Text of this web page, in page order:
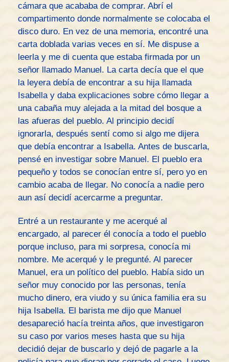
cámara que acababa de comprar. Abrí el
compartimento donde normalmente se colocaba el
disco duro. En vez de una memoria, encontré una
carta doblada varias veces en sí. Me dispuse a
leerla y me di cuenta que estaba firmada por un
señor llamado Manuel. La carta decía que el que
la leyera debía de encontrar a su hija llamada
Isabella y daba explicaciones sobre cómo llegar a
una cabaña muy alejada a la mitad del bosque a
las afueras del pueblo. Al principio decidí
ignorarla, después sentí como si algo me dijera
que debía encontrar a Isabella. Antes de buscarla,
pensé en investigar sobre Manuel. El pueblo era
pequeño y todos se conocían entre sí, pero yo en
cambio acaba de llegar. No conocía a nadie pero
aun así decidí acercarme a preguntar.
Entré a un restaurante y me acerqué al
encargado, al parecer él conocía a todo el pueblo
porque incluso, para mi sorpresa, conocía mi
nombre. Me acerqué y le pregunté. Al parecer
Manuel, era un político del pueblo. Había sido un
señor muy conocido por las personas, tenía
mucho dinero, era viudo y su única familia era su
hija Isabella. El barista me dijo que Manuel
desapareció hacía treinta años, que investigaron
su caso por varios meses hasta que su hija
decidió dejar de buscarlo y dejó de pagarle a la